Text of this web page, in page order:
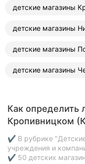
детские магазины
детские магазины
детские магазины
детские магазины
Как определить
Кропивницком
✔ В рубрике
учреждения и
✔ 50 детских